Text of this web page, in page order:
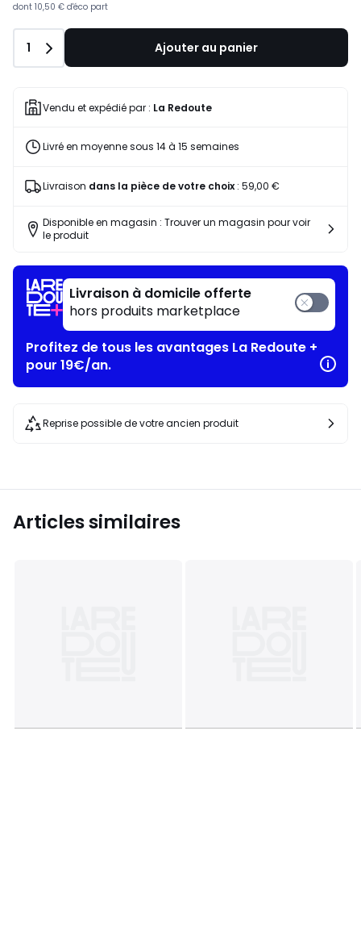
dont 10,50 € d'éco part
Quantité
1 Ajouter au panier
Vendu et expédié par : La Redoute
Livré en moyenne sous 14 à 15 semaines
Livraison dans la pièce de votre choix: 59,00 €
Disponible en magasin : Trouver un magasin pour voir
le produit
Livraison à domicile offerte
hors produits marketplace
Profitez de tous les avantages La Redoute +
pour 19€/an.
Reprise possible de votre ancien produit
Articles similaires